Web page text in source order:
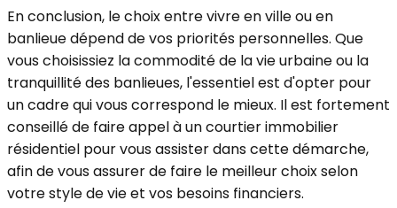
En conclusion, le choix entre vivre en ville ou en
banlieue dépend de vos priorités personnelles. Que
vous choisissiez la commodité de la vie urbaine ou la
tranquillité des banlieues, l'essentiel est d'opter pour
un cadre qui vous correspond le mieux. Il est fortement
conseillé de faire appel à un courtier immobilier
résidentiel pour vous assister dans cette démarche,
afin de vous assurer de faire le meilleur choix selon
votre style de vie et vos besoins financiers.